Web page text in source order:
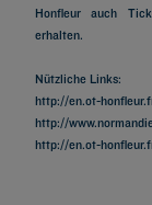
Honfleur auch
erhalten.
Nützliche Links:
http://en.ot-
http://
http://en.ot-
Hotels in Paris
Hotels in Marseille